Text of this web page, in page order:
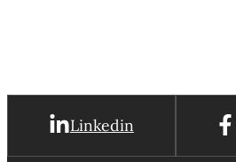
Linkedin